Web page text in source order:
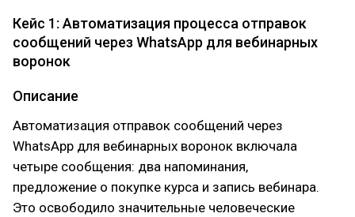
Кейс 1: Автоматизация процесса отправок
сообщений через WhatsApp для вебинарных
воронок
Описание
Автоматизация отправок сообщений через
WhatsApp для вебинарных воронок включала
четыре сообщения: два напоминания,
предложение о покупке курса и запись вебинара.
Это освободило значительные человеческие